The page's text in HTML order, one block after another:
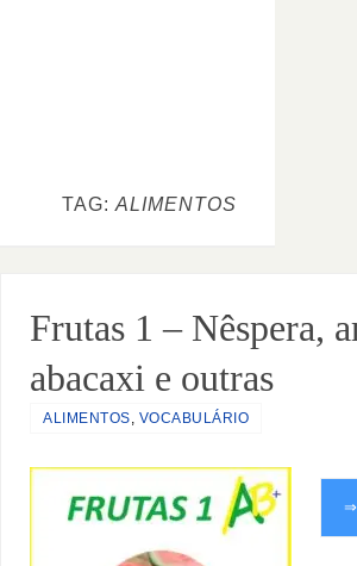
TAG: ALIMENTOS
Frutas 1 – Nêspera,
abacaxi e outras
ALIMENTOS, VOCABULÁRIO
⇒